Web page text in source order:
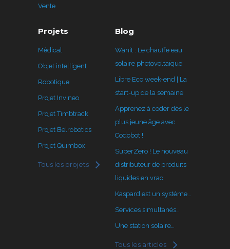
Vente
Projets
Médical
Objet intelligent
Robotique
Projet Invineo
Projet Timbtrack
Projet Belrobotics
Projet Quimbox
Tous les projets
Blog
Wanit : Le chauffe eau
solaire photovoltaïque
Libre Eco week-end | La
start-up de la semaine
Apprenez à coder dés le
plus jeune âge avec
Codobot !
SuperZero ! Le nouveau
distributeur de produits
liquides en vrac
Kaspard est un systéme…
Services simultanés…
Une station solaire…
Tous les articles